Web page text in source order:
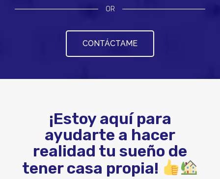
OR
CONTÁCTAME
¡Estoy aquí para
ayudarte a hacer
realidad tu sueño de
tener casa propia!